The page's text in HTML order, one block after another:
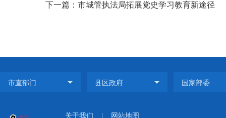
下一篇：市城管执法局拓展党史学习教育新途径
关于我们 网站地图